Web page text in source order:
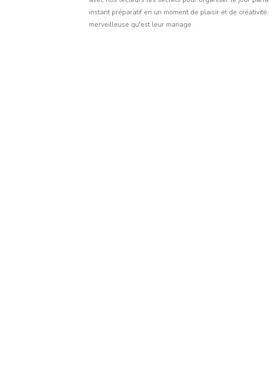
instant préparatif en un moment de plaisir et de
merveilleuse qu'est leur mariage.